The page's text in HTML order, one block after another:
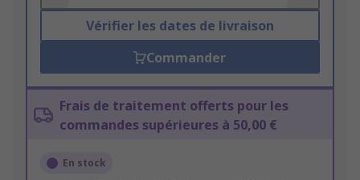
Vérifier les dates de livraison
Commander
Frais de traitement offerts pour les
commandes supérieures à 50,00 €
En stock